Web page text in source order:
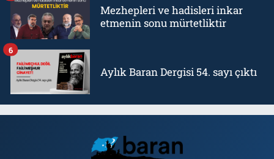
Mezhepleri ve hadisleri inkar
etmenin sonu mürtetliktir
Aylık Baran Dergisi 54. sayı çıktı
6